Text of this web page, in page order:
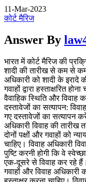
11-Mar-2023
कोर्ट मैरिज
Answer By
भारत में कोर्ट मैरिज की
शादी की तारीख से कम से कम
अधिकारी को शादी के इरादे
गवाहों द्वारा हस्ताक्षरित
वैवाहिक स्थिति और विवाह
दस्तावेजों का सत्यापन: विवाह
गए दस्तावेजों का सत्यापन
अधिकारी विवाह की तारीख
दोनों पक्षों और गवाहों को
चाहिए। विवाह अधिकारी
पुष्टि करनी होगी कि वे
एक-दूसरे से विवाह कर रहे हैं।
गवाहों और विवाह अधिकारी